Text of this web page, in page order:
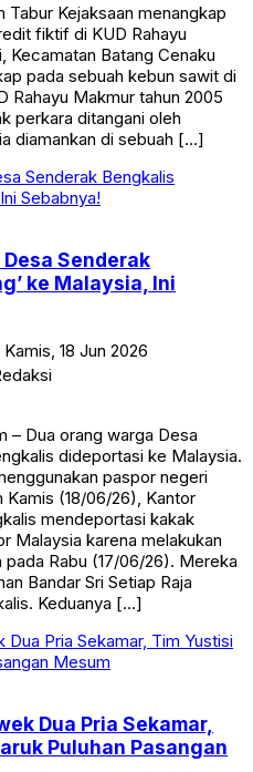
Tabur Kejaksaan menangkap
fiktif di KUD Rahayu
Kecamatan Batang Cenaku
pada sebuah kebun sawit di
Rahayu Makmur tahun 2005
perkara ditangani oleh
diamankan di sebuah […]
Senderak
ke Malaysia, Ini
Kamis, 18 Jun 2026
– Dua orang warga Desa
dideportasi ke Malaysia.
paspor negeri
Kamis (18/06/26), Kantor
mendeportasi kakak
Malaysia karena melakukan
Rabu (17/06/26). Mereka
Bandar Sri Setiap Raja
Keduanya […]
Dua Pria Sekamar,
Puluhan Pasangan